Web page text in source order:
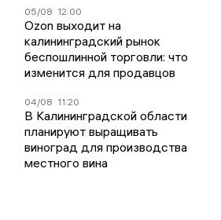
05/08 12:00
Ozon выходит на
калининградский рынок
беспошлинной торговли: что
изменится для продавцов
04/08 11:20
В Калининградской области
планируют выращивать
виноград для производства
местного вина